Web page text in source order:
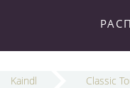
Kaindl Classic